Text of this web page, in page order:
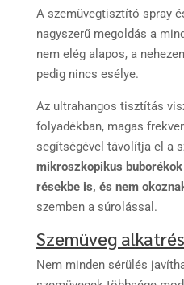
A szemüvegtisztító spray
nagyszerű megoldás a
nem elég alapos, a
pedig nincs esélye.
Az ultrahangos tisztítás
folyadékban, magas
segítségével távolítja el a
mikroszkopikus
résekbe is, és nem
szemben a súrolással.
Szemüveg
Nem minden sérülés